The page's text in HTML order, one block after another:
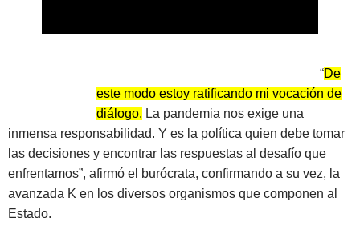
“De
este modo estoy ratificando mi vocación de
diálogo. La pandemia nos exige una
inmensa responsabilidad. Y es la política quien debe tomar
las decisiones y encontrar las respuestas al desafío que
enfrentamos”, afirmó el burócrata, confirmando a su vez, la
avanzada K en los diversos organismos que componen al
Estado.